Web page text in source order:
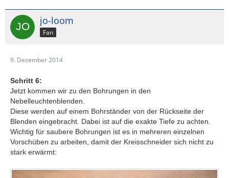
jo-loom
Fan
9. Dezember 2014
Schritt 6:
Jetzt kommen wir zu den Bohrungen in den
Nebelleuchtenblenden.
Diese werden auf einem Bohrständer von der Rückseite der
Blenden eingebracht. Dabei ist auf die exakte Tiefe zu achten.
Wichtig für saubere Bohrungen ist es in mehreren einzelnen
Vorschüben zu arbeiten, damit der Kreisschneider sich nicht zu
stark erwärmt: